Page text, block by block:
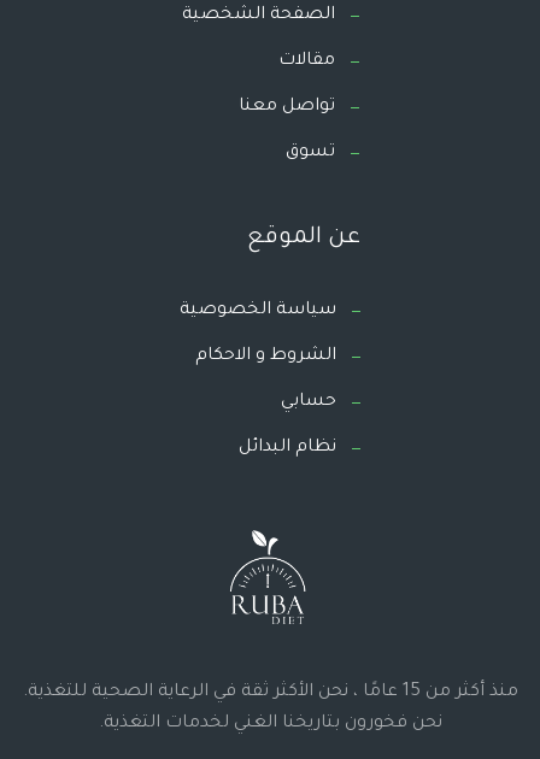
الصفحة الشخصية
مقالات
تواصل معنا
تسوق
عن الموقع
سياسة الخصوصية
الشروط و الاحكام
حسابي
نظام البدائل
منذ أكثر من 15 عامًا ، نحن الأكثر ثقة في الرعاية الصحية للتغذية.
نحن فخورون بتاريخنا الغني لخدمات التغذية.